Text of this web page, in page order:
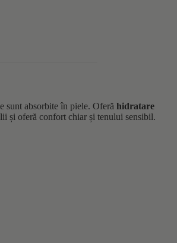
sunt absorbite în piele. Oferă hidratare
și oferă confort chiar și tenului sensibil.